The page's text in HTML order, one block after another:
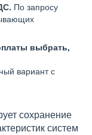
По запросу
выбрать,
вариант с
сохранение
систем